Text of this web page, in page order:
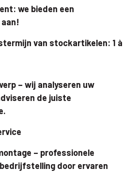
we bieden een
van stockartikelen: 1 à
– wij analyseren uw
de juiste
– professionele
door ervaren